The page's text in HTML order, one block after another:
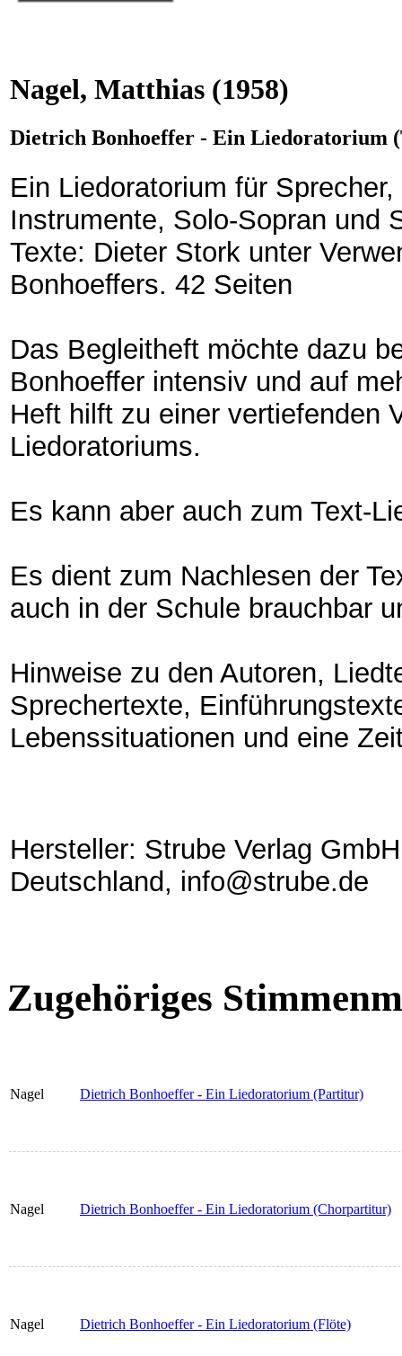
Nagel, Matthias (1958)
Dietrich Bonhoeffer - Ein Liedoratorium
Ein Liedoratorium für
Instrumente, Solo-Sopran und
Texte: Dieter Stork unter
Bonhoeffers. 42 Seiten
Das Begleitheft möchte dazu
Bonhoeffer intensiv und auf
Heft hilft zu einer vertiefenden
Liedoratoriums.
Es kann aber auch zum Text-
Es dient zum Nachlesen der
auch in der Schule brauchbar
Hinweise zu den Autoren,
Sprechertexte,
Lebenssituationen und eine
Hersteller: Strube Verlag
Deutschland, info@strube.de
Zugehöriges
Nagel Dietrich Bonhoeffer - Ein Liedoratorium (Partitur)
Nagel Dietrich Bonhoeffer - Ein Liedoratorium (Chorpartitur)
Nagel Dietrich Bonhoeffer - Ein Liedoratorium (Flöte)